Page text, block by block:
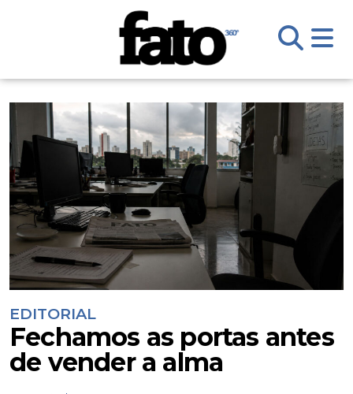
EDITORIAL
Fechamos as portas antes
de vender a alma